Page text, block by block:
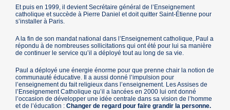
Et puis en 1999, il devient Secrétaire général de l’Enseignement
catholique et succède à Pierre Daniel et doit quitter Saint-Étienne pour
s’installer à Paris.
A la fin de son mandat national dans l’Enseignement catholique, Paul a
répondu à de nombreuses sollicitations qui ont été pour lui sa manière
de continuer le service qu’il a déployé tout au long de sa vie.
Paul a déployé une énergie énorme pour que prenne chair la notion de
communauté éducative. Il a aussi donné l’impulsion pour
l’enseignement du fait religieux dans l’enseignement. Les Assises de
l’Enseignement Catholique qu’il a lancées en 2000 lui ont donné
l’occasion de développer une idée centrale dans sa vision de l’homme
et de l’éducation :Changer de regard pour faire grandir la personne.